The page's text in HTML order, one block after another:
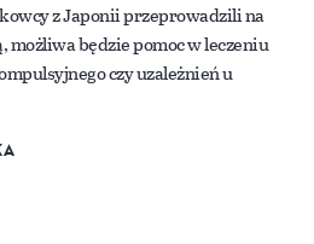
z Japonii przeprowadzili na
możliwa będzie pomoc w leczeniu
czy uzależnień u